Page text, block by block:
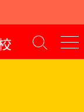
検
索
メ
ニ